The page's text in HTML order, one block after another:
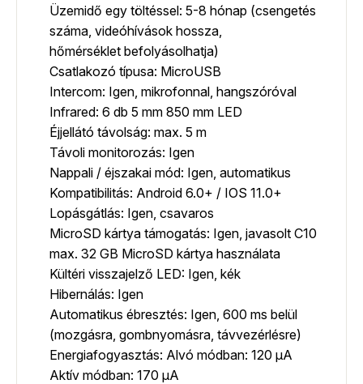
Üzemidő egy töltéssel: 5-8 hónap (csengetés
száma, videóhívások hossza,
hőmérséklet befolyásolhatja)
Csatlakozó típusa: MicroUSB
Intercom: Igen, mikrofonnal, hangszóróval
Infrared: 6 db 5 mm 850 mm LED
Éjjellátó távolság: max. 5 m
Távoli monitorozás: Igen
Nappali / éjszakai mód: Igen, automatikus
Kompatibilitás: Android 6.0+ / IOS 11.0+
Lopásgátlás: Igen, csavaros
MicroSD kártya támogatás: Igen, javasolt C10
max. 32 GB MicroSD kártya használata
Kültéri visszajelző LED: Igen, kék
Hibernálás: Igen
Automatikus ébresztés: Igen, 600 ms belül
(mozgásra, gombnyomásra, távvezérlésre)
Energiafogyasztás: Alvó módban: 120 µA
Aktív módban: 170 µA